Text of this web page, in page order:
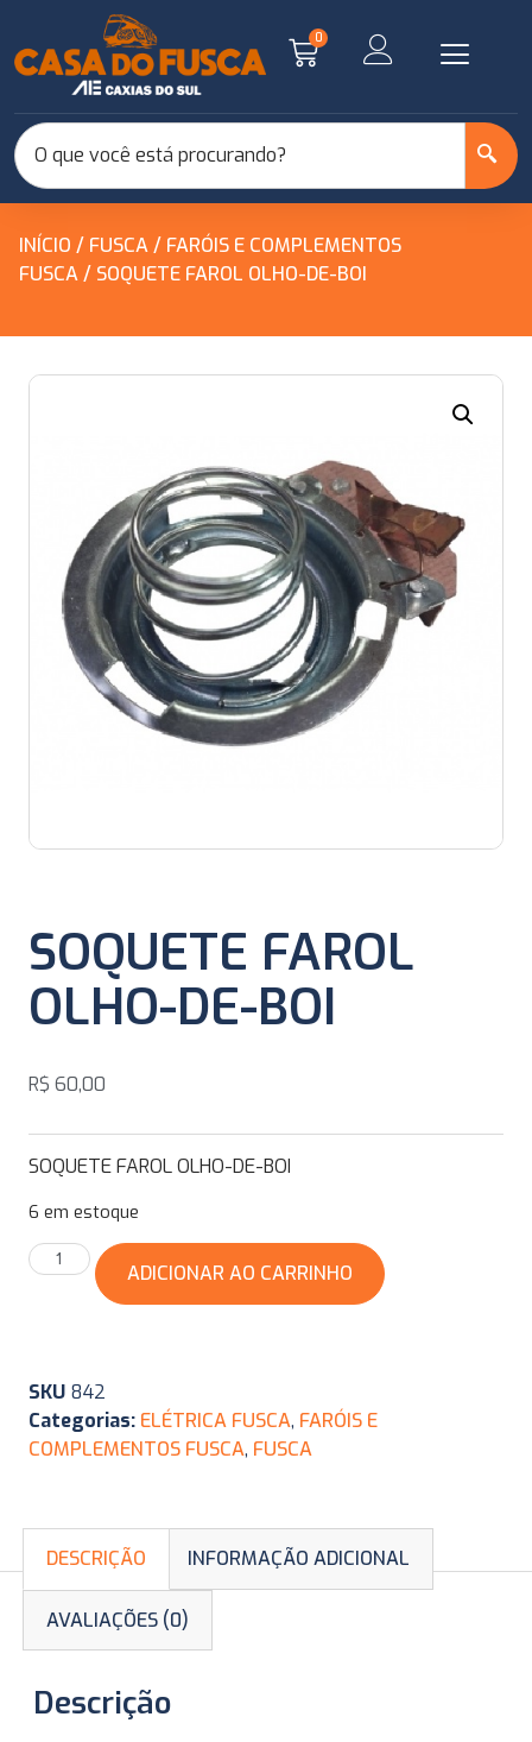
0
INÍCIO / FUSCA/ FARÓIS E COMPLEMENTOS
FUSCA/ SOQUETE FAROL OLHO-DE-BOI
SOQUETE FAROL
OLHO-DE-BOI
R$ 60,00
SOQUETE FAROL OLHO-DE-BOI
6 em estoque
ADICIONAR AO CARRINHO
SKU 842
Categorias: ELÉTRICA FUSCA, FARÓIS E
COMPLEMENTOS FUSCA, FUSCA
DESCRIÇÃO INFORMAÇÃO ADICIONAL
AVALIAÇÕES (0)
Descrição